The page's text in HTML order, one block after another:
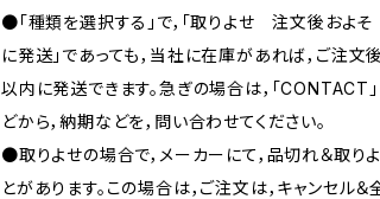
●「種類を選択する」で，「取りよせ 注文後およ
に発送」であっても，当社に在庫があれば，ご注文
以内に発送できます。急ぎの場合は，「CONTACT」
どから，納期などを，問い合わせてください。
●取りよせの場合で，メーカーにて，品切れ＆取り
とがあります。この場合は，ご注文は，キャンセル